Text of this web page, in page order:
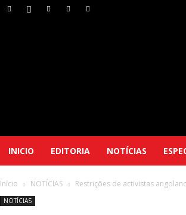
INICIO EDITORIA NOTÍCIAS
Início NOTÍCIAS Restrições de activistas
NOTÍCIAS